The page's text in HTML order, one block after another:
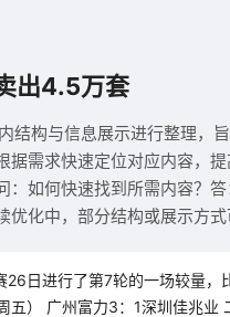
出4.5万套
构与信息展示进行整理，
需求快速定位对应内容，
如何快速找到所需内容？
化中，部分结构或展示方式
日进行了第7轮的一场较量，
） 广州富力3：1深圳佳兆业